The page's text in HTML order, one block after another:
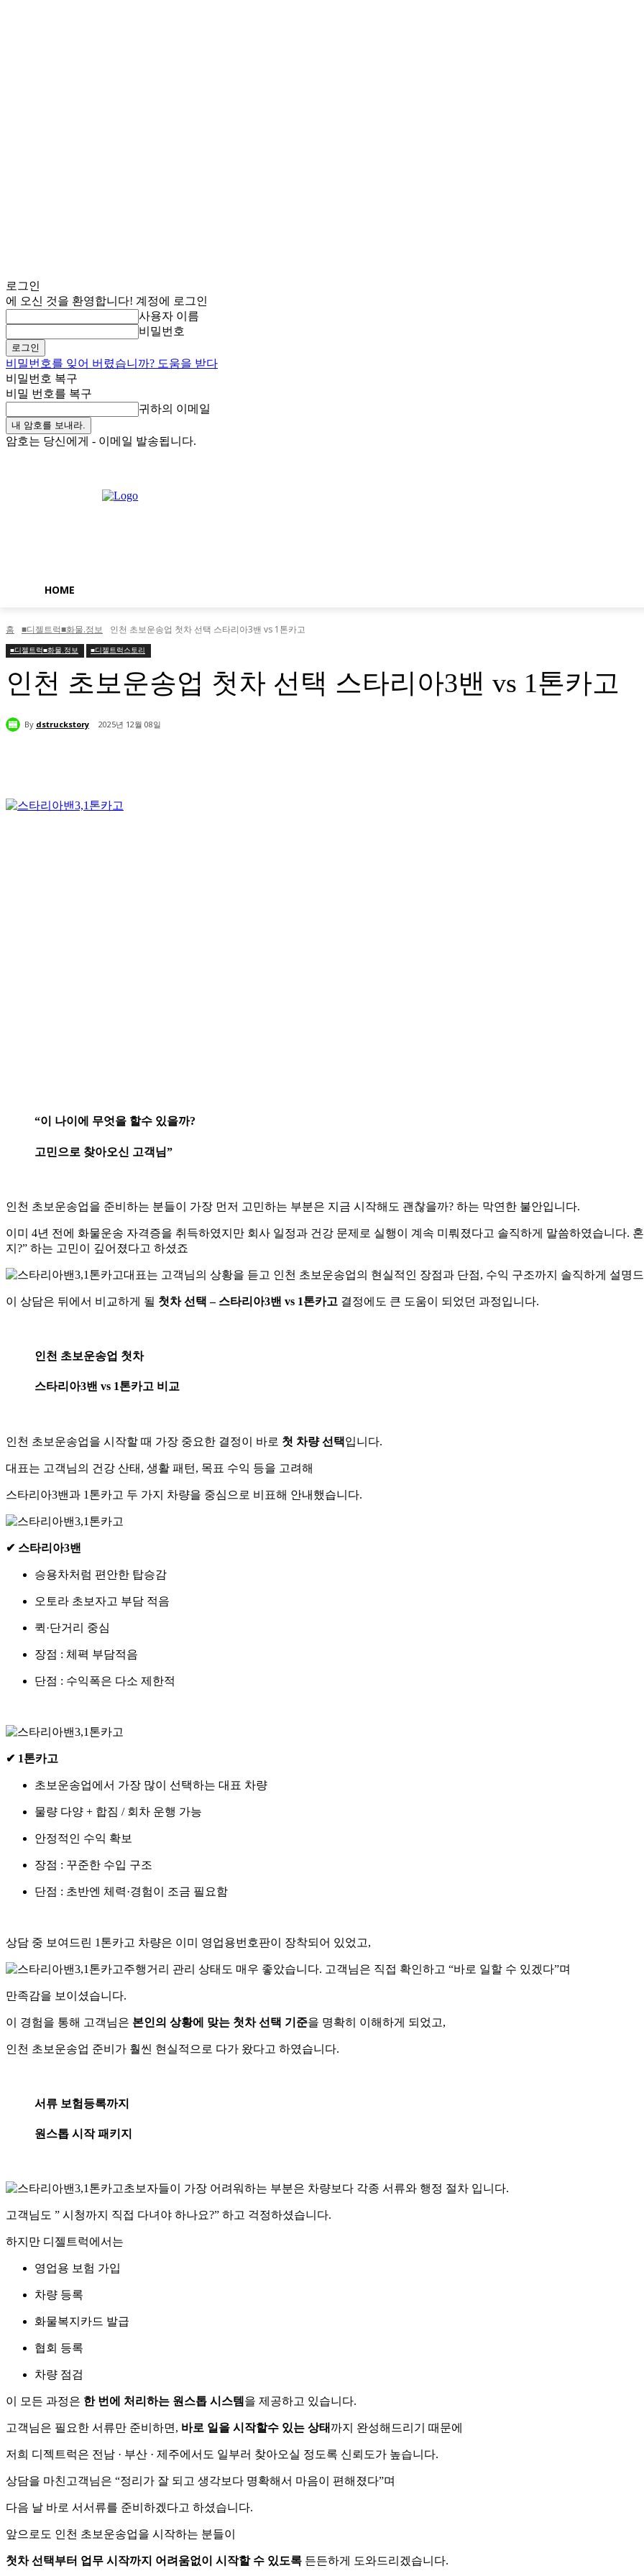
로그인
에 오신 것을 환영합니다! 계정에 로그인
사용자 이름
비밀번호
비밀번호를 잊어 버렸습니까? 도움을 받다
비밀번호 복구
비밀 번호를 복구
귀하의 이메일
암호는 당신에게 - 이메일 발송됩니다.
HOME
홈 ■디젤트럭■화물.정보 인천 초보운송업 첫차 선택 스타리아3밴 vs 1톤카고
■디젤트럭■화물.정보 ■디젤트럭스토리
인천 초보운송업 첫차 선택 스타리아3밴 vs 1톤카고
By dstruckstory 2025년 12월 08일
“이 나이에 무엇을 할수 있을까?
고민으로 찾아오신 고객님”
인천 초보운송업을 준비하는 분들이 가장 먼저 고민하는 부분은 지금 시작해도 괜찮을까? 하는 막연한 불안입니다.
이미 4년 전에 화물운송 자격증을 취득하였지만 회사 일정과 건강 문제로 실행이 계속 미뤄졌다고 솔직하게 말씀하였습니다.
지?” 하는 고민이 깊어졌다고 하셨죠
대표는 고객님의 상황을 듣고 인천 초보운송업의 현실적인 장점과 단점, 수익 구조까지 솔직하게 설명
이 상담은 뒤에서 비교하게 될 첫차 선택 – 스타리아3밴 vs 1톤카고 결정에도 큰 도움이 되었던 과정입니다.
인천 초보운송업 첫차
스타리아3밴 vs 1톤카고 비교
인천 초보운송업을 시작할 때 가장 중요한 결정이 바로 첫 차량 선택입니다.
대표는 고객님의 건강 산태, 생활 패턴, 목표 수익 등을 고려해
스타리아3밴과 1톤카고 두 가지 차량을 중심으로 비표해 안내했습니다.
✔ 스타리아3밴
승용차처럼 편안한 탑승감
오토라 초보자고 부담 적음
퀵·단거리 중심
장점 : 체펵 부담적음
단점 : 수익폭은 다소 제한적
✔ 1톤카고
초보운송업에서 가장 많이 선택하는 대표 차량
물량 다양 + 합짐 / 회차 운행 가능
안정적인 수익 확보
장점 : 꾸준한 수입 구조
단점 : 초반엔 체력·경험이 조금 필요함
상담 중 보여드린 1톤카고 차량은 이미 영업용번호판이 장착되어 있었고,
주행거리 관리 상태도 매우 좋았습니다. 고객님은 직접 확인하고 “바로 일할 수 있겠다”며
만족감을 보이셨습니다.
이 경험을 통해 고객님은 본인의 상황에 맞는 첫차 선택 기준을 명확히 이해하게 되었고,
인천 초보운송업 준비가 훨씬 현실적으로 다가 왔다고 하였습니다.
서류 보험등록까지
원스톱 시작 패키지
초보자들이 가장 어려워하는 부분은 차량보다 각종 서류와 행정 절차 입니다.
고객님도 ” 시청까지 직접 다녀야 하나요?” 하고 걱정하셨습니다.
하지만 디젤트럭에서는
영업용 보험 가입
차량 등록
화물복지카드 발급
협회 등록
차량 점검
이 모든 과정은 한 번에 처리하는 원스톱 시스템 을 제공하고 있습니다.
고객님은 필요한 서류만 준비하면, 바로 일을 시작할수 있는 상태 까지 완성해드리기 때문에
저희 디젝트럭은 전남 · 부산 · 제주에서도 일부러 찾아오실 정도록 신뢰도가 높습니다.
상담을 마친고객님은 “정리가 잘 되고 생각보다 명확해서 마음이 편해졌다”며
다음 날 바로 서서류를 준비하겠다고 하셨습니다.
앞으로도 인천 초보운송업을 시작하는 분들이
첫차 선택부터 업무 시작까지 어려움없이 시작할 수 있도록 든든하게 도와드리겠습니다.